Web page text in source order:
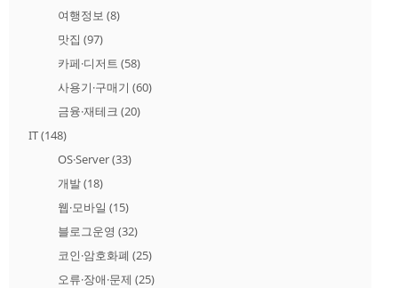
여행정보 (8)
맛집 (97)
카페·디저트 (58)
사용기·구매기 (60)
금융·재테크 (20)
IT(148)
OS·Server(33)
개발(18)
웹·모바일 (15)
블로그운영 (32)
코인·암호화폐 (25)
오류·장애·문제 (25)